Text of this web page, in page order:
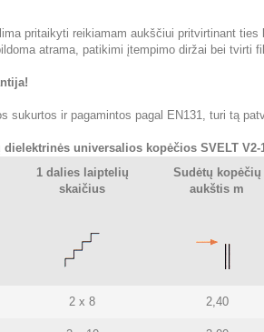
pritaikyti reikiamam aukščiui pritvirtinant
atrama, patikimi įtempimo diržai bei tvirti
sukurtos ir pagamintos pagal EN131, turi tą
dielektrinės universalios kopėčios SVELT V2-
1 dalies laiptelių
skaičius
Sudėtų kopėčių
aukštis m
2 x 8 2,40